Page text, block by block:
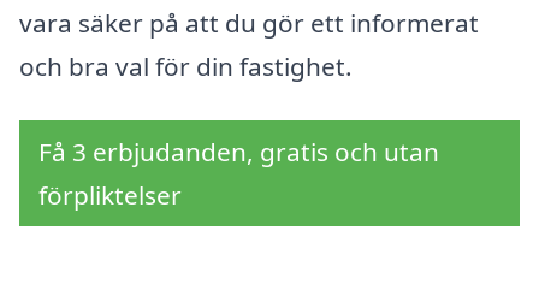
vara säker på att du gör ett informerat
och bra val för din fastighet.
Få 3 erbjudanden, gratis och utan
förpliktelser